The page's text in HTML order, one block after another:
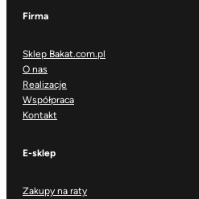
Firma
Sklep Bakat.com.pl
O nas
Realizacje
Współpraca
Kontakt
E-sklep
Zakupy na raty